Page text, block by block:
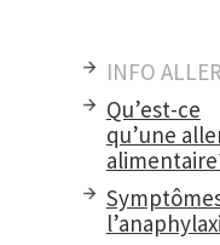
INFO
Qu’est-ce
qu’une